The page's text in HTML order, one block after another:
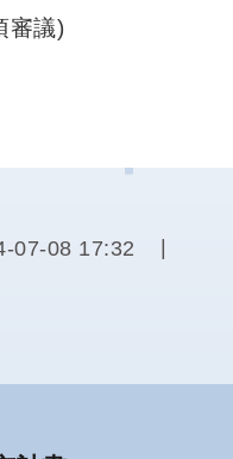
審議)
07-08 17:32